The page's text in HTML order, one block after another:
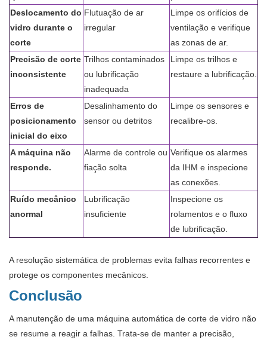
Deslocamento do
vidro durante o
corte
Flutuação de ar
irregular
Limpe os orifícios de
ventilação e verifique
as zonas de ar.
Precisão de corte
inconsistente
Trilhos contaminados
ou lubrificação
inadequada
Limpe os trilhos e
restaure a lubrificação.
Erros de
posicionamento
inicial do eixo
Desalinhamento do
sensor ou detritos
Limpe os sensores e
recalibre-os.
A máquina não
responde.
Alarme de controle ou
fiação solta
Verifique os alarmes
da IHM e inspecione
as conexões.
Ruído mecânico
anormal
Lubrificação
insuficiente
Inspecione os
rolamentos e o fluxo
de lubrificação.
A resolução sistemática de problemas evita falhas recorrentes e
protege os componentes mecânicos.
Conclusão
A manutenção de uma máquina automática de corte de vidro não
se resume a reagir a falhas. Trata-se de manter a precisão,